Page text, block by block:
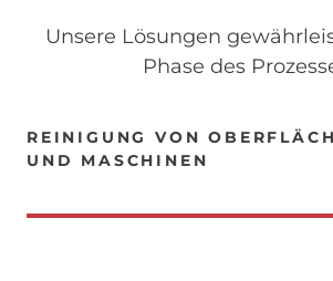
Unsere Lösungen
Phase des
REINIGUNG VON
UND MASCHINEN